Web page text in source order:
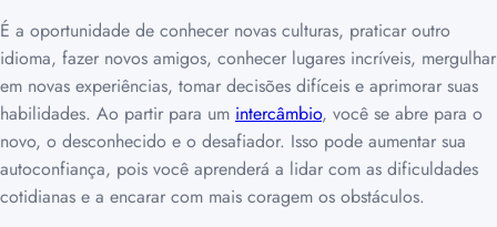
É a oportunidade de conhecer novas culturas, praticar outro
idioma, fazer novos amigos, conhecer lugares incríveis, mergulhar
em novas experiências, tomar decisões difíceis e aprimorar suas
habilidades. Ao partir para um intercâmbio, você se abre para o
novo, o desconhecido e o desafiador. Isso pode aumentar sua
autoconfiança, pois você aprenderá a lidar com as dificuldades
cotidianas e a encarar com mais coragem os obstáculos.